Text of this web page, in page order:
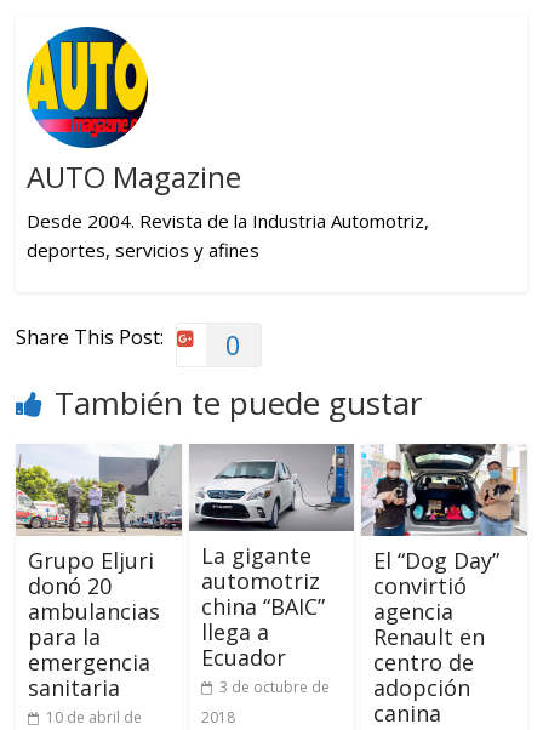
AUTO Magazine
Desde 2004. Revista de la Industria Automotriz,
deportes, servicios y afines
Share This Post: 0
También te puede gustar
Grupo Eljuri
donó 20
ambulancias
para la
emergencia
sanitaria
10 de abril de
La gigante
automotriz
china “BAIC”
llega a
Ecuador
3 de octubre de
2018
El “Dog Day”
convirtió
agencia
Renault en
centro de
adopción
canina